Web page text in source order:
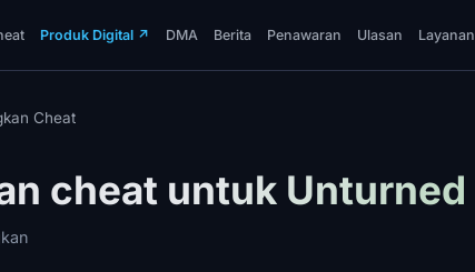
Produk Digital ↗ DMA Berita Penawaran Ulasan Layanan
Cheat
cheat untuk Unturned